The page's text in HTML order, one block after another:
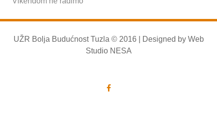
UŽR Bolja Budućnost Tuzla © 2016 | Designed by Web
Studio NESA